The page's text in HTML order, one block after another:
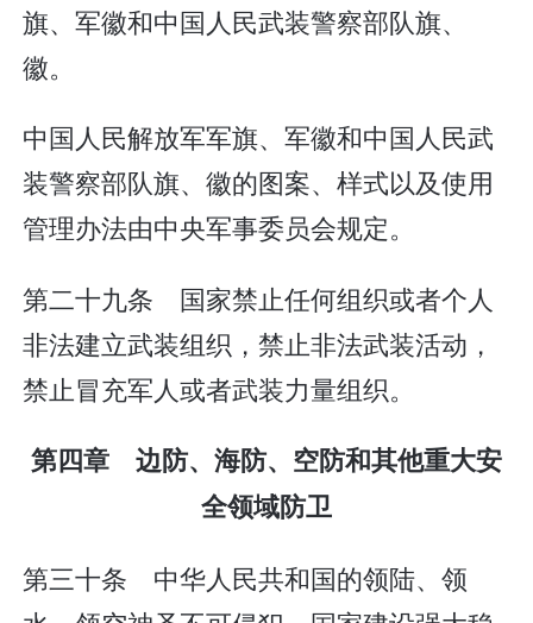
旗、军徽和中国人民武装警察部队旗、
徽。
中国人民解放军军旗、军徽和中国人民武
装警察部队旗、徽的图案、样式以及使用
管理办法由中央军事委员会规定。
第二十九条 国家禁止任何组织或者个人
非法建立武装组织，禁止非法武装活动，
禁止冒充军人或者武装力量组织。
第四章 边防、海防、空防和其他重大安
全领域防卫
第三十条 中华人民共和国的领陆、领